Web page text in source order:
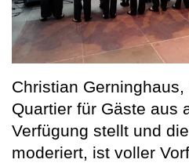
Christian
Quartier für Gäste aus
Verfügung stellt und
moderiert, ist voller